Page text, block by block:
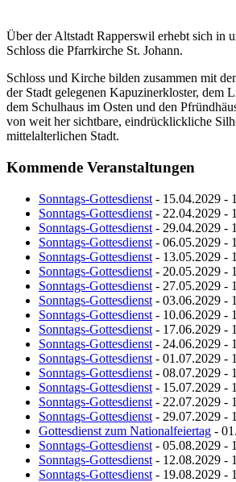
Über der Altstadt Rapperswil erhebt sich in
Schloss die Pfarrkirche St. Johann.
Schloss und Kirche bilden zusammen mit
der Stadt gelegenen Kapuzinerkloster, dem
dem Schulhaus im Osten und den
von weit her sichtbare, eindrücklickliche
mittelalterlichen Stadt.
Kommende Veranstaltungen
Sonntags-Gottesdienst - 15.04.2029 -
Sonntags-Gottesdienst - 22.04.2029 -
Sonntags-Gottesdienst - 29.04.2029 -
Sonntags-Gottesdienst - 06.05.2029 -
Sonntags-Gottesdienst - 13.05.2029 -
Sonntags-Gottesdienst - 20.05.2029 -
Sonntags-Gottesdienst - 27.05.2029 -
Sonntags-Gottesdienst - 03.06.2029 -
Sonntags-Gottesdienst - 10.06.2029 -
Sonntags-Gottesdienst - 17.06.2029 -
Sonntags-Gottesdienst - 24.06.2029 -
Sonntags-Gottesdienst - 01.07.2029 -
Sonntags-Gottesdienst - 08.07.2029 -
Sonntags-Gottesdienst - 15.07.2029 -
Sonntags-Gottesdienst - 22.07.2029 -
Sonntags-Gottesdienst - 29.07.2029 -
Gottesdienst zum Nationalfeiertag -
Sonntags-Gottesdienst - 05.08.2029 -
Sonntags-Gottesdienst - 12.08.2029 -
Sonntags-Gottesdienst - 19.08.2029 -